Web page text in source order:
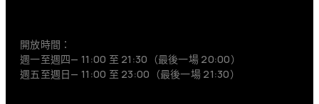
開放時間：
週一至週四— 11:00 至 21:30（最後一場 20:00）
週五至週日— 11:00 至 23:00（最後一場 21:30）